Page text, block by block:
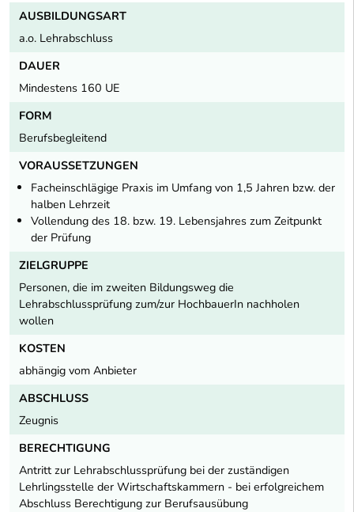
AUSBILDUNGSART
a.o. Lehrabschluss
DAUER
Mindestens 160 UE
FORM
Berufsbegleitend
VORAUSSETZUNGEN
Facheinschlägige Praxis im Umfang von 1,5 Jahren bzw. der
halben Lehrzeit
Vollendung des 18. bzw. 19. Lebensjahres zum Zeitpunkt
der Prüfung
ZIELGRUPPE
Personen, die im zweiten Bildungsweg die
Lehrabschlussprüfung zum/zur HochbauerIn nachholen
wollen
KOSTEN
abhängig vom Anbieter
ABSCHLUSS
Zeugnis
BERECHTIGUNG
Antritt zur Lehrabschlussprüfung bei der zuständigen
Lehrlingsstelle der Wirtschaftskammern - bei erfolgreichem
Abschluss Berechtigung zur Berufsausübung